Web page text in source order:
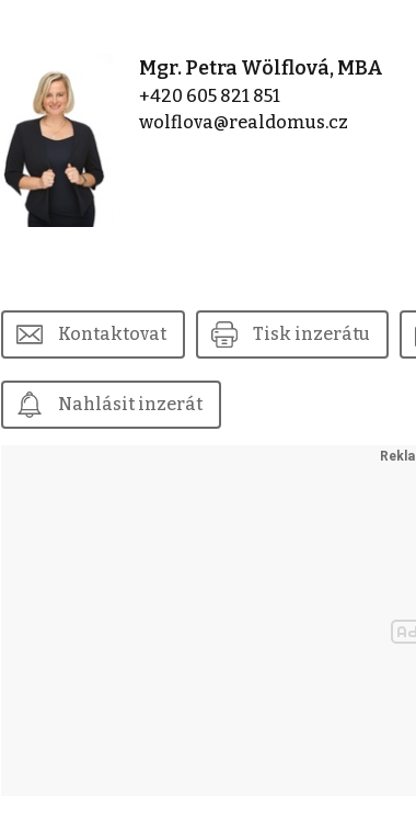
Mgr. Petra Wölflová, MBA
+420 605 821 851
wolflova@realdomus.cz
Kontaktovat Tisk inzerátu
Nahlásit inzerát